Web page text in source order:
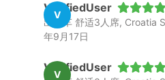
V
VerifiedUser
出租车 舒适3人席, Croatia
年9月17日
V
VerifiedUser